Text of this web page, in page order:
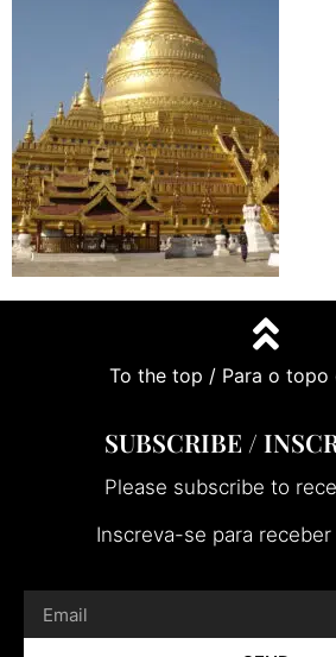
To the top / Para o topo
SUBSCRIBE /
Please subscribe to
Inscreva-se para